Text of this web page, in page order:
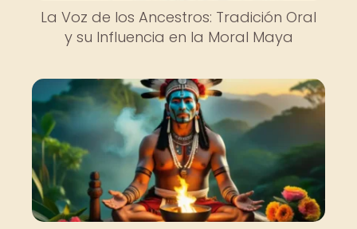
La Voz de los Ancestros: Tradición Oral
y su Influencia en la Moral Maya